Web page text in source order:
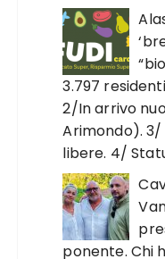
3.797
2/In arrivo
Arimondo). 3/
libere. 4/
ponente. Chi